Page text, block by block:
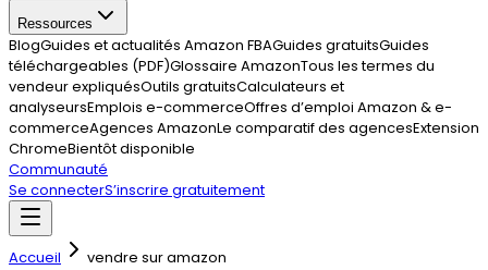
Ressources
BlogGuides et actualités Amazon FBAGuides gratuitsGuides
téléchargeables (PDF)Glossaire AmazonTous les termes du
vendeur expliquésOutils gratuitsCalculateurs et
analyseursEmplois e-commerceOffres d’emploi Amazon & e-
commerceAgences AmazonLe comparatif des agencesExtension
ChromeBientôt disponible
Communauté
Se connecterS’inscrire gratuitement
Accueil vendre sur amazon